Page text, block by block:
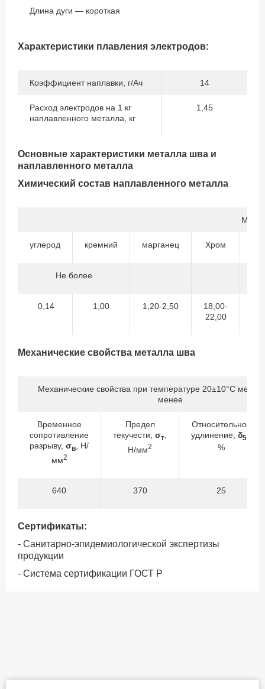
Длина дуги — короткая
Характеристики плавления электродов:
Коэффициент наплавки, г/Ач 14
Расход электродов на 1 кг
наплавленного металла, кг
1,45
Основные характеристики металла шва и
наплавленного металла
Химический состав наплавленного металла
углерод кремний марганец Хром
Не более
0,14 1,00 1,20-2,50
18,00-
22,00
Механические свойства металла шва
Механические свойства при температуре 20±10°С
менее
Временное
сопротивление
разрыву, σв
, Н/
мм2
Предел
текучести, σт
Н/мм2
Относительное
удлинение, δ5
%
640 370 25
Сертификаты:
- Санитарно-эпидемиологической экспертизы
продукции
- Система сертификации ГОСТ Р